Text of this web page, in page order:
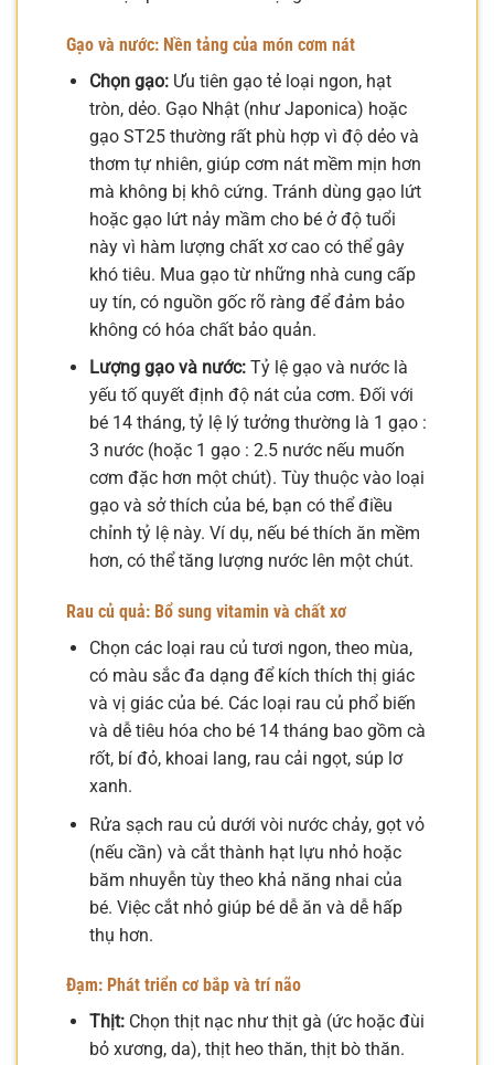
Gạo và nước: Nền tảng của món cơm nát
Chọn gạo:Ưu tiên gạo tẻ loại ngon, hạt
tròn, dẻo. Gạo Nhật (như Japonica) hoặc
gạo ST25 thường rất phù hợp vì độ dẻo và
thơm tự nhiên, giúp cơm nát mềm mịn hơn
mà không bị khô cứng. Tránh dùng gạo lứt
hoặc gạo lứt nảy mầm cho bé ở độ tuổi
này vì hàm lượng chất xơ cao có thể gây
khó tiêu. Mua gạo từ những nhà cung cấp
uy tín, có nguồn gốc rõ ràng để đảm bảo
không có hóa chất bảo quản.
Lượng gạo và nước:Tỷ lệ gạo và nước là
yếu tố quyết định độ nát của cơm. Đối với
bé 14 tháng, tỷ lệ lý tưởng thường là 1 gạo :
3 nước (hoặc 1 gạo : 2.5 nước nếu muốn
cơm đặc hơn một chút). Tùy thuộc vào loại
gạo và sở thích của bé, bạn có thể điều
chỉnh tỷ lệ này. Ví dụ, nếu bé thích ăn mềm
hơn, có thể tăng lượng nước lên một chút.
Rau củ quả: Bổ sung vitamin và chất xơ
Chọn các loại rau củ tươi ngon, theo mùa,
có màu sắc đa dạng để kích thích thị giác
và vị giác của bé. Các loại rau củ phổ biến
và dễ tiêu hóa cho bé 14 tháng bao gồm cà
rốt, bí đỏ, khoai lang, rau cải ngọt, súp lơ
xanh.
Rửa sạch rau củ dưới vòi nước chảy, gọt vỏ
(nếu cần) và cắt thành hạt lựu nhỏ hoặc
băm nhuyễn tùy theo khả năng nhai của
bé. Việc cắt nhỏ giúp bé dễ ăn và dễ hấp
thụ hơn.
Đạm: Phát triển cơ bắp và trí não
Thịt:Chọn thịt nạc như thịt gà (ức hoặc đùi
bỏ xương, da), thịt heo thăn, thịt bò thăn.